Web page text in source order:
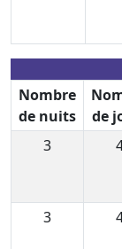
Nombre
de nuits
de
3
3